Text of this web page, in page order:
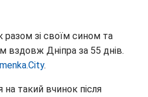
зі своїм сином та
вздовж Дніпра за 55 днів.
.
такий вчинок після